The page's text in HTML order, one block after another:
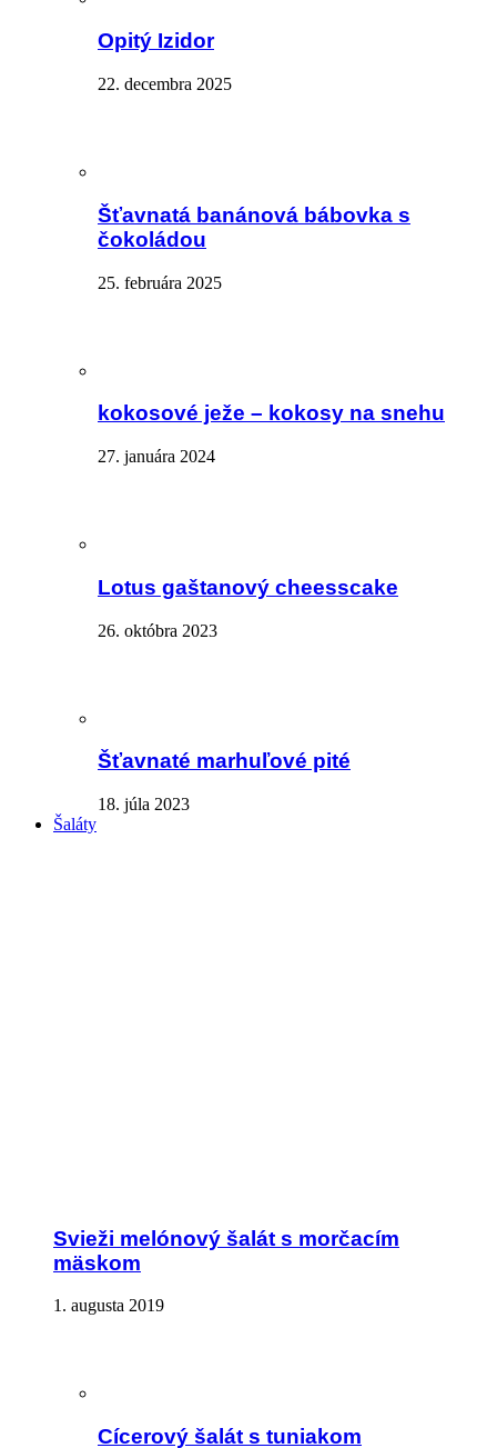
Opitý Izidor
22. decembra 2025
Šťavnatá banánová bábovka s
čokoládou
25. februára 2025
kokosové ježe – kokosy na snehu
27. januára 2024
Lotus gaštanový cheesscake
26. októbra 2023
Šťavnaté marhuľové pité
18. júla 2023
Šaláty
Svieži melónový šalát s morčacím
mäskom
1. augusta 2019
Cícerový šalát s tuniakom